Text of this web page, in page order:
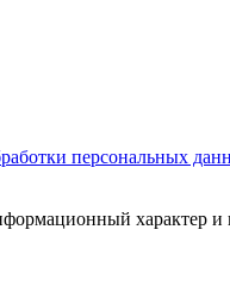
персональных
характер